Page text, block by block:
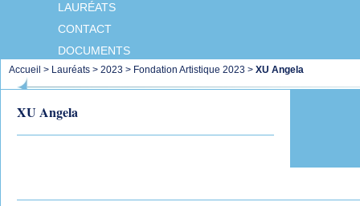
LAURÉATS
CONTACT
DOCUMENTS
Accueil > Lauréats > 2023 > Fondation Artistique 2023 > XU Angela
XU Angela